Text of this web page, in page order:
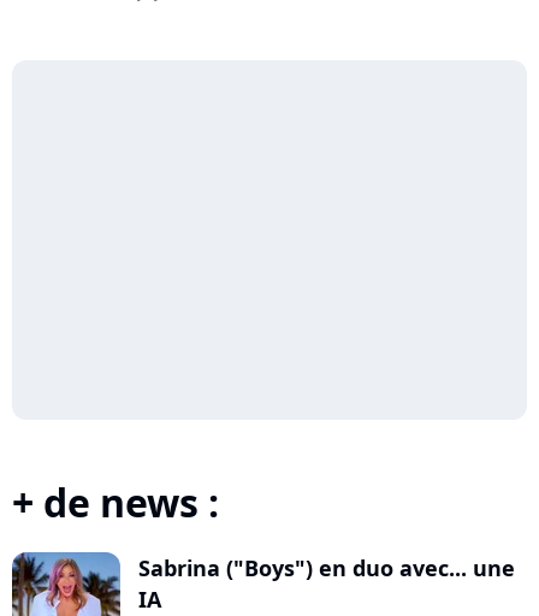
+ de news :
Sabrina ("Boys") en duo avec... une
IA